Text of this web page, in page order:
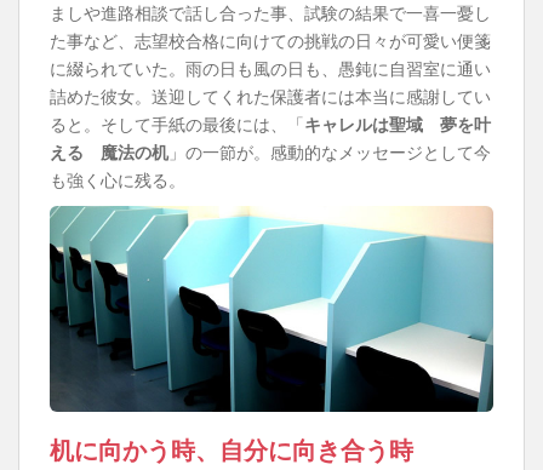
ましや進路相談で話し合った事、試験の結果で一喜一憂し
た事など、志望校合格に向けての挑戦の日々が可愛い便箋
に綴られていた。雨の日も風の日も、愚鈍に自習室に通い
詰めた彼女。送迎してくれた保護者には本当に感謝してい
ると。そして手紙の最後には、「キャレルは聖域 夢を叶
える 魔法の机 」の一節が。感動的なメッセージとして今
も強く心に残る。
机に向かう時、自分に向き合う時